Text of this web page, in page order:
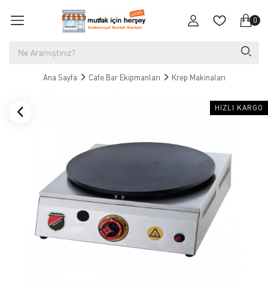
0
Ana Sayfa Cafe Bar Ekipmanları Krep Makinaları
HIZLI KARGO